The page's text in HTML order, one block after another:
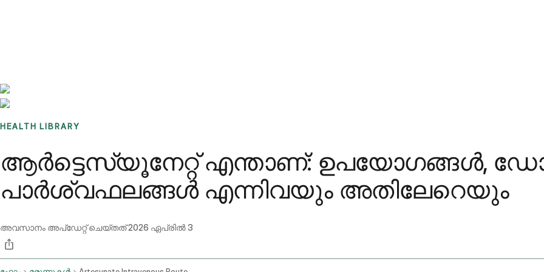
HEALTH LIBRARY
ആർട്ടെസ്യൂനേറ്റ് എന്താണ്: ഉപയോഗങ്ങൾ,
പാർശ്വഫലങ്ങൾ എന്നിവയും അതിലേറെയും
അവസാനം അപ്ഡേറ്റ് ചെയ്തത്2026 ഏപ്രിൽ 3